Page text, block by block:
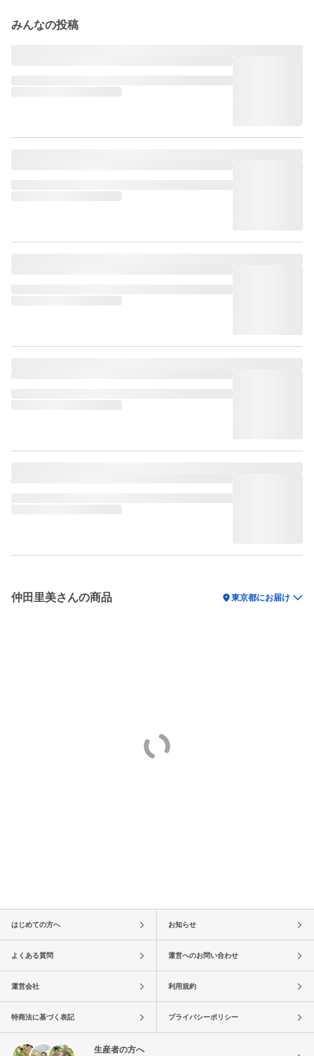
みんなの投稿
仲田里美さんの商品 location_on東京都にお届け
はじめての方へ お知らせ
よくある質問 運営へのお問い合わせ
運営会社 利用規約
特商法に基づく表記 プライバシーポリシー
生産者の方へ